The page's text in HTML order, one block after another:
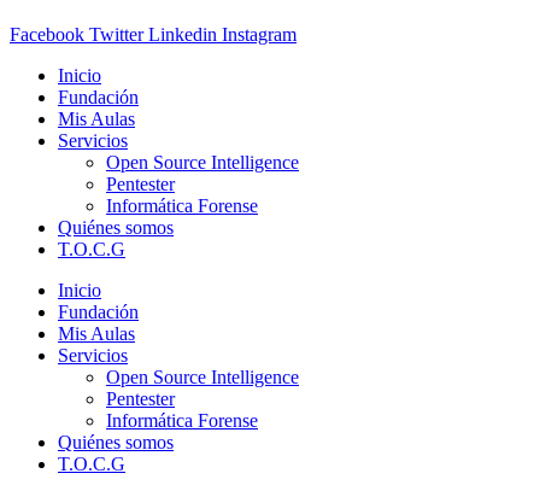
Facebook Twitter Linkedin Instagram
Inicio
Fundación
Mis Aulas
Servicios
Open Source Intelligence
Pentester
Informática Forense
Quiénes somos
T.O.C.G
Inicio
Fundación
Mis Aulas
Servicios
Open Source Intelligence
Pentester
Informática Forense
Quiénes somos
T.O.C.G